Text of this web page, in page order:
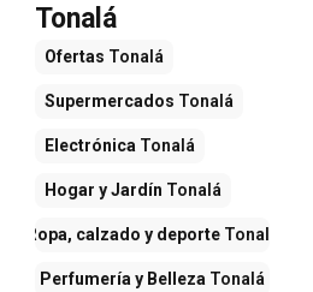
Tonalá
Ofertas Tonalá
Supermercados Tonalá
Electrónica Tonalá
Hogar y Jardín Tonalá
Ropa, calzado y deporteTonalá
Perfumería y Belleza Tonalá